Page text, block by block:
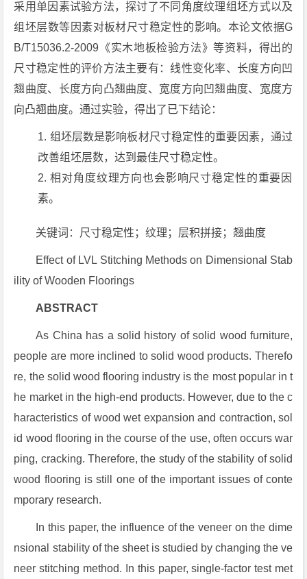
采用单因素试验方法，探讨了不同角度纹理组坯方式以及
组坯层数等因素对板材尺寸稳定性的影响。本论文依据G
B/T15036.2-2009《实木地板检验方法》等资料，得出的
尺寸稳定性的评价方法主要有：线性变化率、长度方向凹
翘曲度、长度方向凸翘曲度、宽度方向凹翘曲度、宽度方
向凸翘曲度。通过实验，得出了已下结论：
组坯层数是影响板材尺寸稳定性的重要因素，通过
改善组坯层数，达到最佳尺寸稳定性。
相对角度纹理方向也会影响尺寸稳定性的重要因
素。
关键词：尺寸稳定性；纹理；层积拼接；翘曲度
Effect of LVL Stitching Methods on Dimensional Stab
ility of Wooden Floorings
ABSTRACT
As China has a solid history of solid wood furniture,
people are more inclined to solid wood products. Therefo
re, the solid wood flooring industry is the most popular in t
he market in the high-end products. However, due to the c
haracteristics of wood wet expansion and contraction, sol
id wood flooring in the course of the use, often occurs war
ping, cracking. Therefore, the study of the stability of solid
wood flooring is still one of the important issues of conte
mporary research.
In this paper, the influence of the veneer on the dime
nsional stability of the sheet is studied by changing the ve
neer stitching method. In this paper, single-factor test met